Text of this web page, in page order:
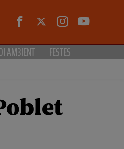
AMBIENT FESTES